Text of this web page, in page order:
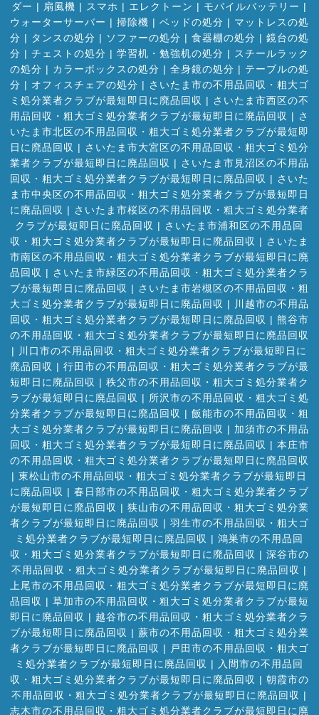
ダー | 扇風機 | スマホ | エレクトーン | モバイルバッテリー |
ウォーターサーバー | 掃除機 | ベッドの処分 | マットレスの処
分 | タンスの処分 | ソファーの処分 | 食器棚の処分 | 鏡台の処
分 | チェストの処分 | 学習机・勉強机の処分 | スチールラック
の処分 | カラーボックスの処分 | 全身鏡の処分 | テーブルの処
分 | オフィスチェアの処分 | さいたま市の不用品回収・粗大ゴ
ミ処分業者クラブが最短即日に廃品回収 | さいたま市西区の不
用品回収・粗大ゴミ処分業者クラブが最短即日に廃品回収 | さ
いたま市北区の不用品回収・粗大ゴミ処分業者クラブが最短即
日に廃品回収 | さいたま市大宮区の不用品回収・粗大ゴミ処分
業者クラブが最短即日に廃品回収 | さいたま市見沼区の不用品
回収・粗大ゴミ処分業者クラブが最短即日に廃品回収 | さいた
ま市中央区の不用品回収・粗大ゴミ処分業者クラブが最短即日
に廃品回収 | さいたま市桜区の不用品回収・粗大ゴミ処分業者
クラブが最短即日に廃品回収 | さいたま市浦和区の不用品回
収・粗大ゴミ処分業者クラブが最短即日に廃品回収 | さいたま
市南区の不用品回収・粗大ゴミ処分業者クラブが最短即日に廃
品回収 | さいたま市緑区の不用品回収・粗大ゴミ処分業者クラ
ブが最短即日に廃品回収 | さいたま市岩槻区の不用品回収・粗
大ゴミ処分業者クラブが最短即日に廃品回収 | 川越市の不用品
回収・粗大ゴミ処分業者クラブが最短即日に廃品回収 | 熊谷市
の不用品回収・粗大ゴミ処分業者クラブが最短即日に廃品回収
| 川口市の不用品回収・粗大ゴミ処分業者クラブが最短即日に
廃品回収 | 行田市の不用品回収・粗大ゴミ処分業者クラブが最
短即日に廃品回収 | 秩父市の不用品回収・粗大ゴミ処分業者ク
ラブが最短即日に廃品回収 | 所沢市の不用品回収・粗大ゴミ処
分業者クラブが最短即日に廃品回収 | 飯能市の不用品回収・粗
大ゴミ処分業者クラブが最短即日に廃品回収 | 加須市の不用品
回収・粗大ゴミ処分業者クラブが最短即日に廃品回収 | 本庄市
の不用品回収・粗大ゴミ処分業者クラブが最短即日に廃品回収
| 東松山市の不用品回収・粗大ゴミ処分業者クラブが最短即日
に廃品回収 | 春日部市の不用品回収・粗大ゴミ処分業者クラブ
が最短即日に廃品回収 | 狭山市の不用品回収・粗大ゴミ処分業
者クラブが最短即日に廃品回収 | 羽生市の不用品回収・粗大ゴ
ミ処分業者クラブが最短即日に廃品回収 | 鴻巣市の不用品回
収・粗大ゴミ処分業者クラブが最短即日に廃品回収 | 深谷市の
不用品回収・粗大ゴミ処分業者クラブが最短即日に廃品回収 |
上尾市の不用品回収・粗大ゴミ処分業者クラブが最短即日に廃
品回収 | 草加市の不用品回収・粗大ゴミ処分業者クラブが最短
即日に廃品回収 | 越谷市の不用品回収・粗大ゴミ処分業者クラ
ブが最短即日に廃品回収 | 蕨市の不用品回収・粗大ゴミ処分業
者クラブが最短即日に廃品回収 | 戸田市の不用品回収・粗大ゴ
ミ処分業者クラブが最短即日に廃品回収 | 入間市の不用品回
収・粗大ゴミ処分業者クラブが最短即日に廃品回収 | 朝霞市の
不用品回収・粗大ゴミ処分業者クラブが最短即日に廃品回収 |
志木市の不用品回収・粗大ゴミ処分業者クラブが最短即日に廃